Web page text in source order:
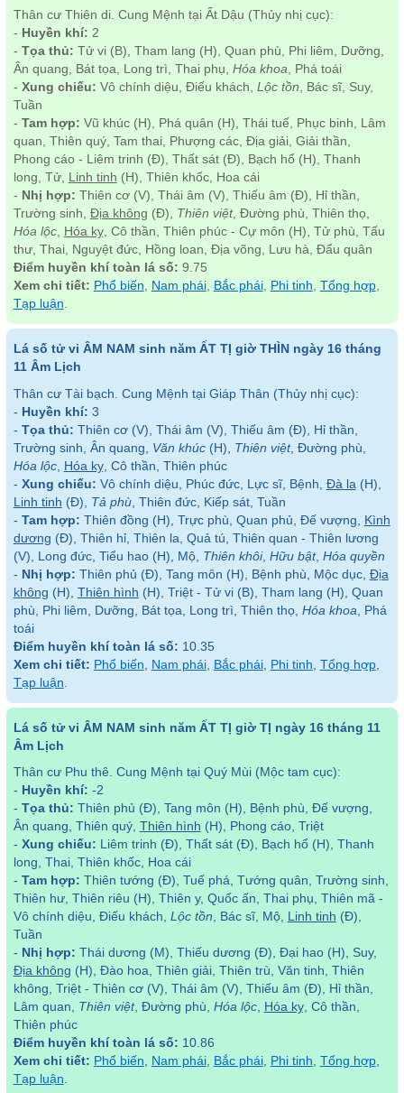
Thân cư Thiên di. Cung Mệnh tại Ất Dậu (Thủy nhị cục):
- Huyền khí: 2
- Tọa thủ: Tử vi (B), Tham lang (H), Quan phù, Phi liêm, Dưỡng,
Ân quang, Bát tọa, Long trì, Thai phụ, Hóa khoa , Phá toái
- Xung chiếu: Vô chính diệu, Điếu khách, Lộc tồn , Bác sĩ, Suy,
Tuần
- Tam hợp: Vũ khúc (H), Phá quân (H), Thái tuế, Phục binh, Lâm
quan, Thiên quý, Tam thai, Phượng các, Địa giải, Giải thần,
Phong cáo - Liêm trinh (Đ), Thất sát (Đ), Bạch hổ (H), Thanh
long, Tử,
Linh tinh (H), Thiên khốc, Hoa cái
- Nhị hợp: Thiên cơ (V), Thái âm (V), Thiếu âm (Đ), Hỉ thần,
Trường sinh, Địa không (Đ), Thiên việt, Đường phù, Thiên thọ,
Hóa lộc, Hóa kỵ, Cô thần, Thiên phúc - Cự môn (H), Tử phù, Tấu
thư, Thai, Nguyệt đức, Hồng loan, Địa võng, Lưu hà, Đẩu quân
Điểm huyền khí toàn lá số: 9.75
Xem chi tiết: Phổ biến Nam phái, Bắc phái, Phi tinh Tổng hợp,
Tạp luận
Lá số tử vi ÂM NAM sinh năm ẤT TỊ giờ THÌN ngày 16 tháng
11 Âm Lịch
Thân cư Tài bạch. Cung Mệnh tại Giáp Thân (Thủy nhị cục):
- Huyền khí: 3
- Tọa thủ: Thiên cơ (V), Thái âm (V), Thiếu âm (Đ), Hỉ thần,
Trường sinh, Ân quang, Văn khúc(H), Thiên việt, Đường phù,
Hóa lộc, Hóa kỵ, Cô thần, Thiên phúc
- Xung chiếu: Vô chính diệu, Phúc đức, Lực sĩ, Bệnh, Đà la (H),
Linh tinh (Đ), Tả phù, Thiên đức, Kiếp sát, Tuần
- Tam hợp: Thiên đồng (H), Trực phù, Quan phủ, Đế vượng, Kình
dương (Đ), Thiên hỉ, Thiên la, Quả tú, Thiên quan - Thiên lương
(V), Long đức, Tiểu hao (H), Mộ, Thiên khôi, Hữu bật, Hóa quyền
- Nhị hợp: Thiên phủ (Đ), Tang môn (H), Bệnh phù, Mộc dục, Địa
không (H), Thiên hình (H), Triệt - Tử vi (B), Tham lang (H), Quan
phù, Phi liêm, Dưỡng, Bát tọa, Long trì, Thiên thọ, Hóa khoa , Phá
toái
Điểm huyền khí toàn lá số: 10.35
Xem chi tiết: Phổ biến Nam phái, Bắc phái, Phi tinh Tổng hợp,
Tạp luận
Lá số tử vi ÂM NAM sinh năm ẤT TỊ giờ TỊ ngày 16 tháng 11
Âm Lịch
Thân cư Phu thê. Cung Mệnh tại Quý Mùi (Mộc tam cục):
- Huyền khí: -2
- Tọa thủ: Thiên phủ (Đ), Tang môn (H), Bệnh phù, Đế vượng,
Ân quang, Thiên quý, Thiên hình (H), Phong cáo, Triệt
- Xung chiếu: Liêm trinh (Đ), Thất sát (Đ), Bạch hổ (H), Thanh
long, Thai, Thiên khốc, Hoa cái
- Tam hợp: Thiên tướng (Đ), Tuế phá, Tướng quân, Trường sinh,
Thiên hư, Thiên riêu (H), Thiên y, Quốc ấn, Thai phụ, Thiên mã -
Vô chính diệu, Điếu khách, Lộc tồn, Bác sĩ, Mộ, Linh tinh (Đ),
Tuần
- Nhị hợp: Thái dương (M), Thiếu dương (Đ), Đại hao (H), Suy,
Địa không (H), Đào hoa, Thiên giải, Thiên trù, Văn tinh, Thiên
không, Triệt - Thiên cơ (V), Thái âm (V), Thiếu âm (Đ), Hỉ thần,
Lâm quan, Thiên việt, Đường phù, Hóa lộc, Hóa kỵ, Cô thần,
Thiên phúc
Điểm huyền khí toàn lá số: 10.86
Xem chi tiết: Phổ biến, Nam phái, Bắc phái, Phi tinh, Tổng hợp,
Tạp luận.